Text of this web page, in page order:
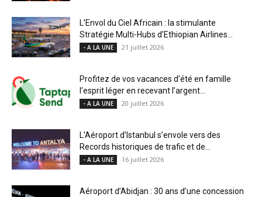
L’Envol du Ciel Africain : la stimulante
Stratégie Multi-Hubs d’Ethiopian Airlines...
- A LA UNE 21 juillet 2026
Profitez de vos vacances d’été en famille
l’esprit léger en recevant l’argent...
- A LA UNE 20 juillet 2026
L’Aéroport d’Istanbul s’envole vers des
Records historiques de trafic et de...
- A LA UNE 16 juillet 2026
Aéroport d’Abidjan : 30 ans d’une concession